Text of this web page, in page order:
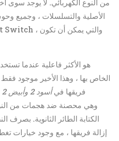
فريقها فيأسود 2 وأبيض 2
الكتابة الطائر الثانوية.
إزالة فريقها ، مع وجود خيارات